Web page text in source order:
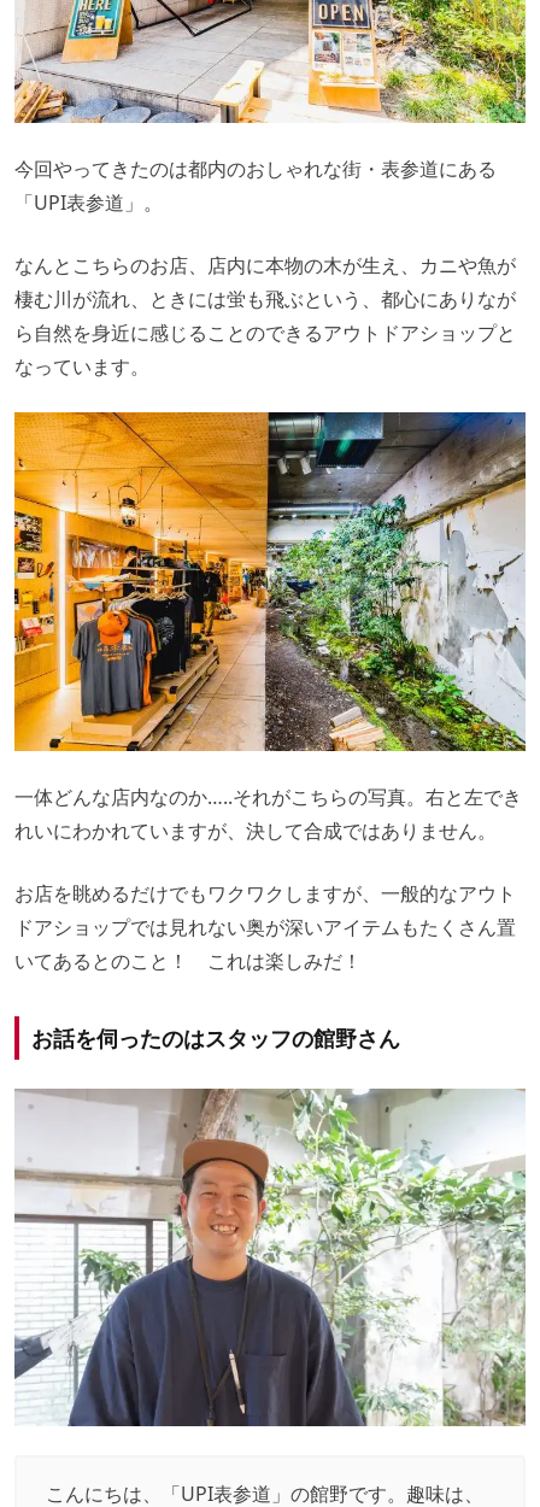
今回やってきたのは都内のおしゃれな街・表参道にある
「UPI表参道」。
なんとこちらのお店、店内に本物の木が生え、カニや魚が
棲む川が流れ、ときには蛍も飛ぶという、都心にありなが
ら自然を身近に感じることのできるアウトドアショップと
なっています。
一体どんな店内なのか…..それがこちらの写真。右と左でき
れいにわかれていますが、決して合成ではありません。
お店を眺めるだけでもワクワクしますが、一般的なアウト
ドアショップでは見れない奥が深いアイテムもたくさん置
いてあるとのこと！ これは楽しみだ！
お話を伺ったのはスタッフの館野さん
こんにちは、「UPI表参道」の館野です。趣味は、